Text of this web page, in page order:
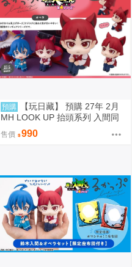
預購
【玩日藏】 預購 27年 2月
MH LOOK UP 抬頭系列 入間同
學入魔了 歐佩拉 抬頭公仔 代理
版
售價 990